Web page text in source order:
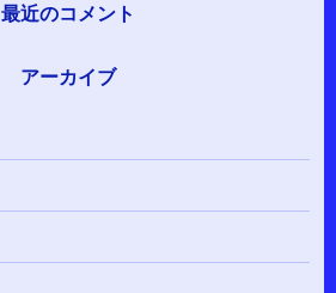
最近のコメント
アーカイブ